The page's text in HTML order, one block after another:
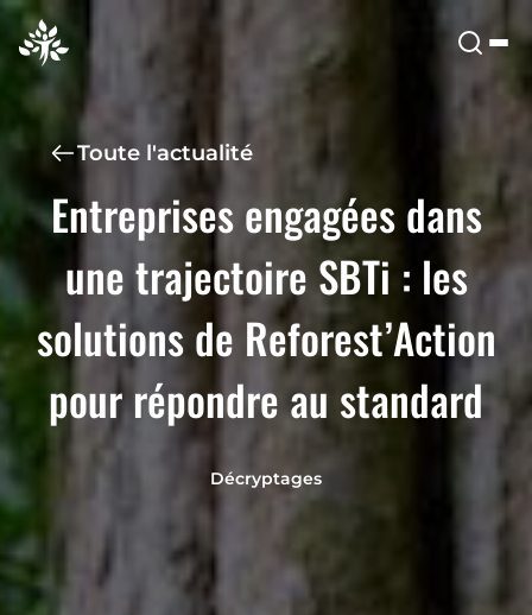
Toute l'actualité
Entreprises engagées dans
une trajectoire SBTi : les
solutions de Reforest’Action
pour répondre au standard
Décryptages